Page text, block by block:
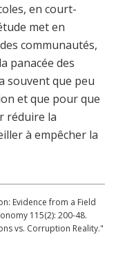
en court-
met en
communautés,
panacée des
souvent que peu
et que pour que
réduire la
à empêcher la
Evidence from a Field
115(2): 200-48.
vs. Corruption Reality."